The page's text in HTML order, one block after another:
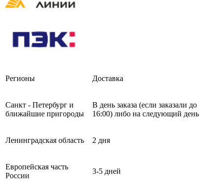
Регионы Доставка
Санкт - Петербург и
ближайшие пригороды
В день заказа (если заказали до
16:00) либо на следующий день
Ленинградская область 2 дня
Европейская часть
России
3-5 дней